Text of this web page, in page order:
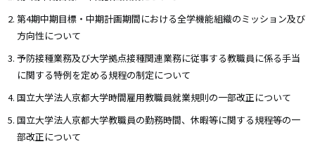
第4期中期目標・中期計画期間における全学機能組織のミッション及び
方向性について
予防接種業務及び大学拠点接種関連業務に従事する教職員に係る手当
に関する特例を定める規程の制定について
国立大学法人京都大学時間雇用教職員就業規則の一部改正について
国立大学法人京都大学教職員の勤務時間、休暇等に関する規程等の一
部改正について